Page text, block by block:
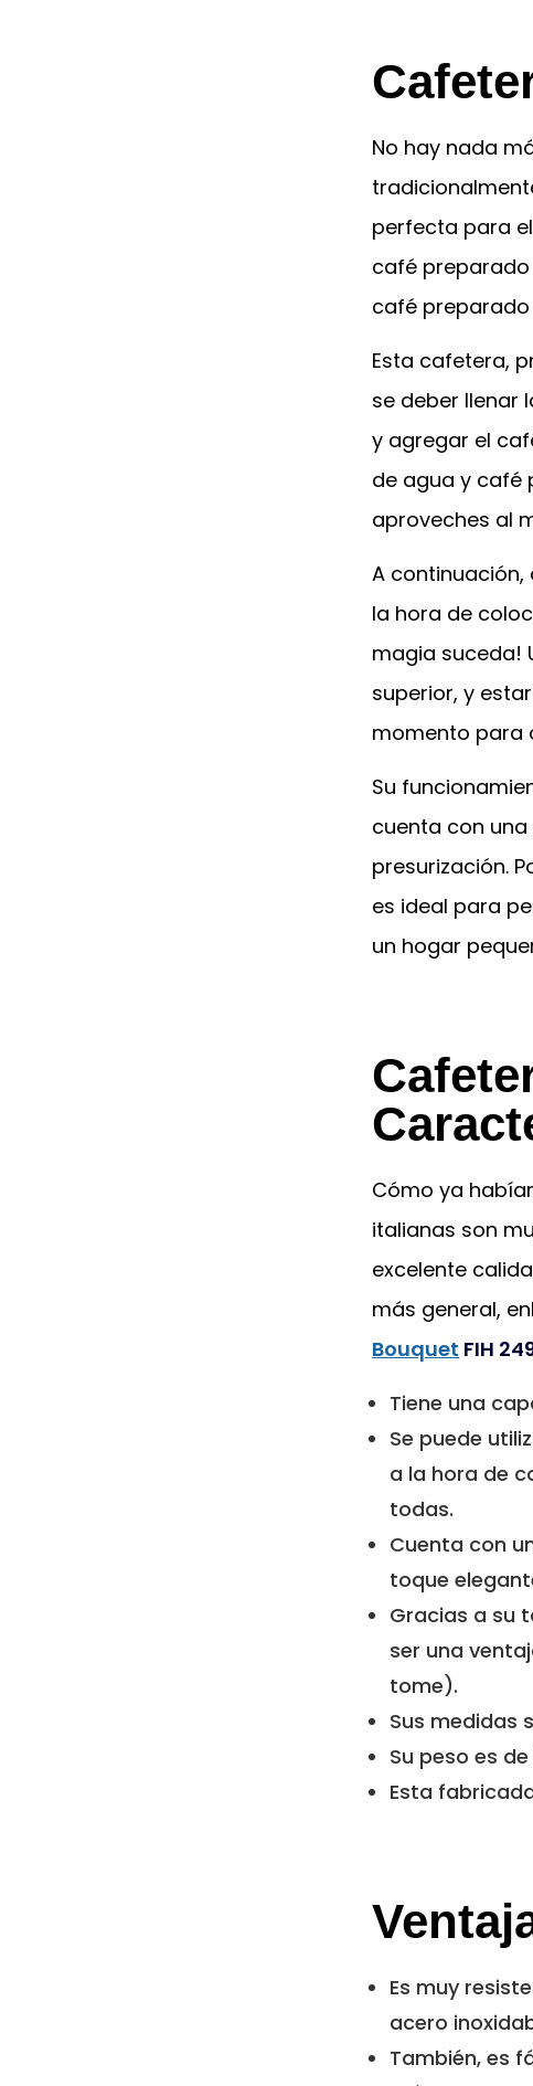
No hay nada
perfecta para
café
café
Esta cafetera,
se deber llenar
y agregar el
de agua y café
aproveches al
A
la hora de
magia suceda!
superior, y
momento para
Su
cuenta con
presurización.
es ideal para
un hogar
Cómo ya
italianas son
excelente
más general,
Bouquet FIH
Tiene una
Se puede
a la hora de
todas.
Cuenta con
toque
Gracias a su
ser una
tome).
Sus medidas
Su peso es
Esta
Es muy
acero
También, es